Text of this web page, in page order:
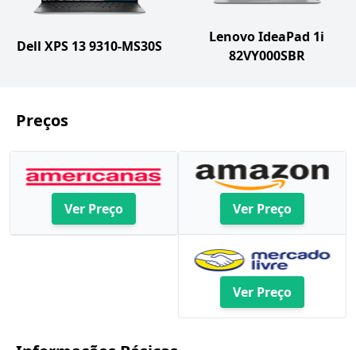
Dell XPS 13 9310-MS30S
Lenovo IdeaPad 1i
82VY000SBR
Preços
Ver Preço Ver Preço
Ver Preço